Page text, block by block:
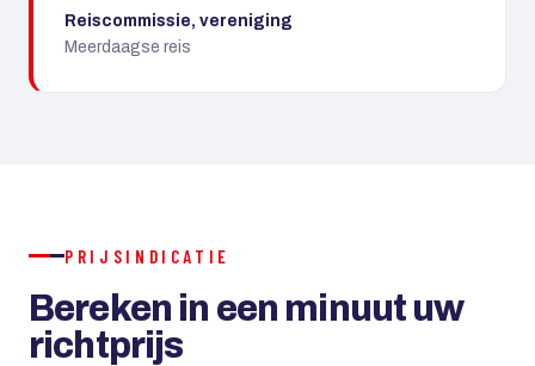
Reiscommissie, vereniging
Meerdaagse reis
PRIJSINDICATIE
Bereken in een minuut uw
richtprijs